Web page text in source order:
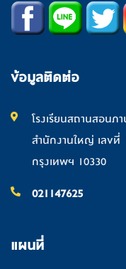
ข้อมูลติดต่อ
โรงเรียนสถานสอนภ
สำนักงานใหญ่ เลขที่
กรุงเทพฯ 10330
021147625
แผนที่